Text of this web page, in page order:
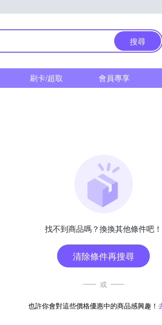
搜尋
刷卡/超取 會員專享
找不到商品嗎？換換其他條件吧！
清除條件再搜尋
或
也許你會對這些價格優惠中的商品感興趣！